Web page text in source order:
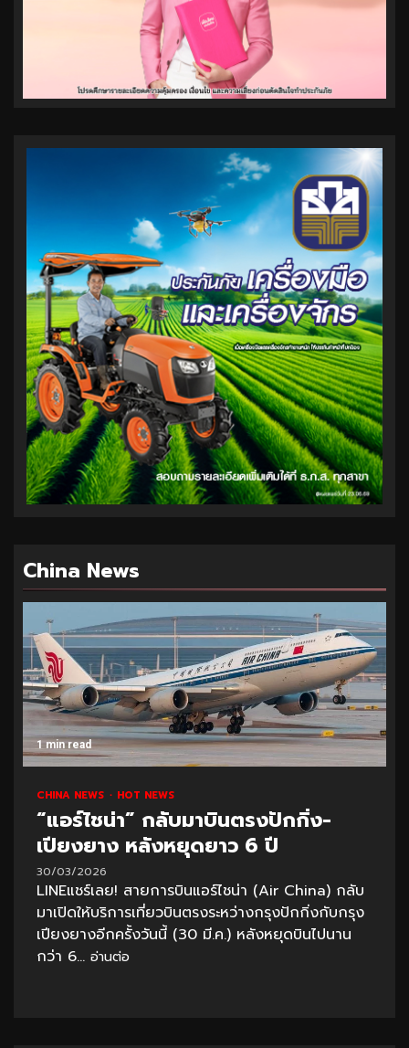
China News
1 min read
CHINA NEWS HOT NEWS
“แอร์ไชน่า” กลับมาบินตรงปักกิ่ง-
เปียงยาง หลังหยุดยาว 6 ปี
30/03/2026
LINEแชร์เลย! สายการบินแอร์ไชน่า (Air China) กลับ
มาเปิดให้บริการเที่ยวบินตรงระหว่างกรุงปักกิ่งกับกรุง
เปียงยางอีกครั้งวันนี้ (30 มี.ค.) หลังหยุดบินไปนาน
กว่า 6... อ่านต่อ